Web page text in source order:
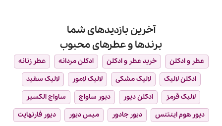
آخرین بازدیدهای شما
برندها و عطرهای محبوب
عطر و ادکلن خرید عطر و ادکلن ادکلن مردانه
عطر زنانه
ادکلن لالیک
لالیک مشکی لالیک لامور
لالیک سفید
لالیک قرمز
ادکلن دیور دیور ساواج
ساواج الکسیر
دیور هوم اینتنس
دیور جادور میس دیور
دیور فارنهایت